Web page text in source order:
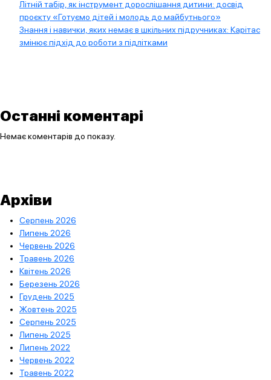
Літній табір, як інструмент дорослішання дитини: досвід
проєкту «Готуємо дітей і молодь до майбутнього»
Знання і навички, яких немає в шкільних підручниках: Карітас
змінює підхід до роботи з підлітками
Останні коментарі
Немає коментарів до показу.
Архіви
Серпень 2026
Липень 2026
Червень 2026
Травень 2026
Квітень 2026
Березень 2026
Грудень 2025
Жовтень 2025
Серпень 2025
Липень 2025
Липень 2022
Червень 2022
Травень 2022